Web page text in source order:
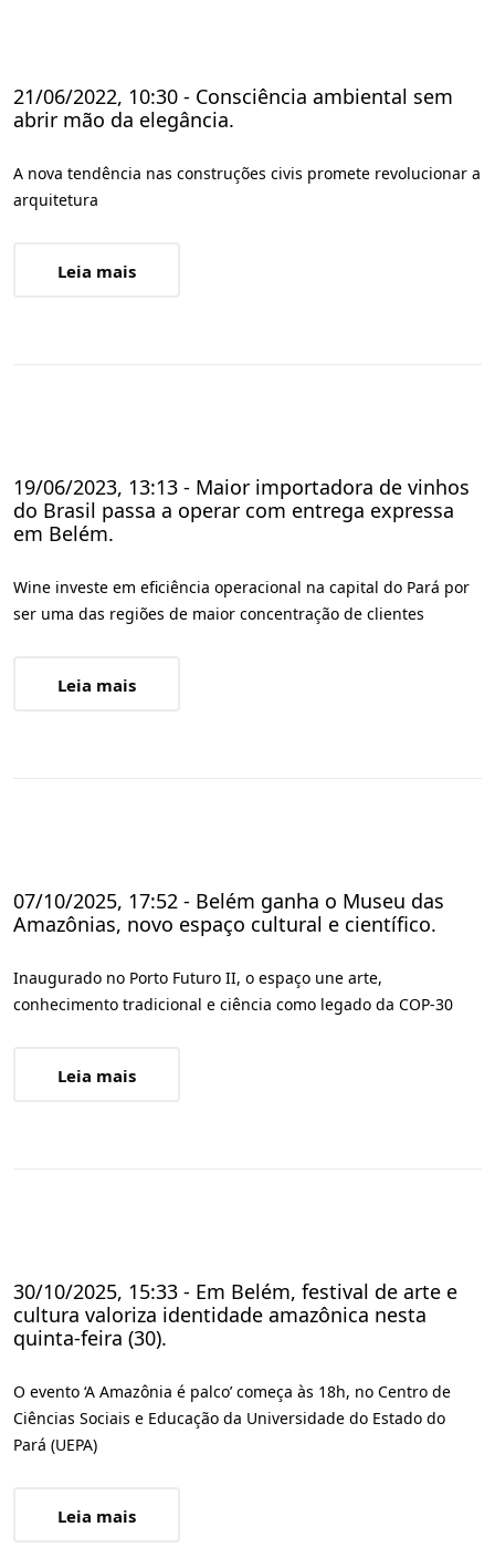
21/06/2022, 10:30 - Consciência ambiental sem
abrir mão da elegância.
A nova tendência nas construções civis promete revolucionar a
arquitetura
Leia mais
19/06/2023, 13:13 - Maior importadora de vinhos
do Brasil passa a operar com entrega expressa
em Belém.
Wine investe em eficiência operacional na capital do Pará por
ser uma das regiões de maior concentração de clientes
Leia mais
07/10/2025, 17:52 - Belém ganha o Museu das
Amazônias, novo espaço cultural e científico.
Inaugurado no Porto Futuro II, o espaço une arte,
conhecimento tradicional e ciência como legado da COP-30
Leia mais
30/10/2025, 15:33 - Em Belém, festival de arte e
cultura valoriza identidade amazônica nesta
quinta-feira (30).
O evento ‘A Amazônia é palco’ começa às 18h, no Centro de
Ciências Sociais e Educação da Universidade do Estado do
Pará (UEPA)
Leia mais